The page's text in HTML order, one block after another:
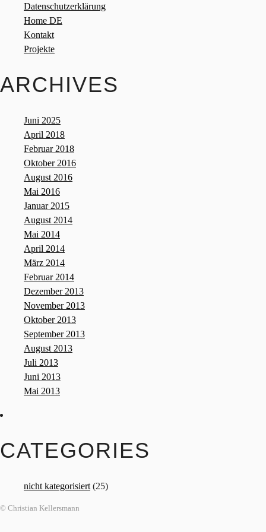
Datenschutzerklärung
Home DE
Kontakt
Projekte
ARCHIVES
Juni 2025
April 2018
Februar 2018
Oktober 2016
August 2016
Mai 2016
Januar 2015
August 2014
Mai 2014
April 2014
März 2014
Februar 2014
Dezember 2013
November 2013
Oktober 2013
September 2013
August 2013
Juli 2013
Juni 2013
Mai 2013
CATEGORIES
nicht kategorisiert (25)
© Christian Kellersmann